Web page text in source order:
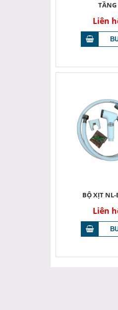
TẦNG
Liên
BỘ XỊT NL-
Liên